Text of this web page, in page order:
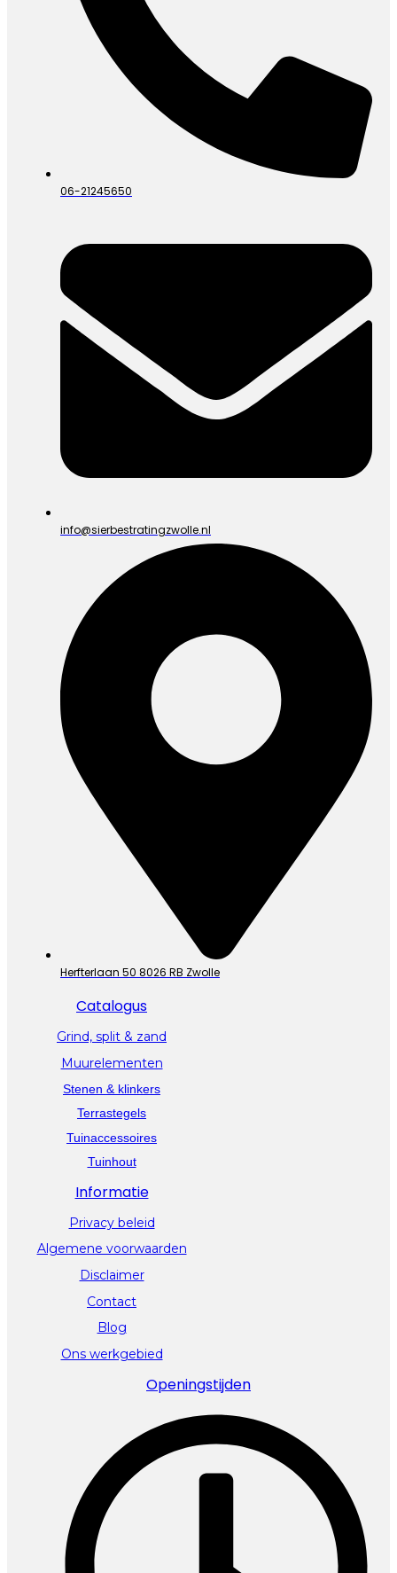
06-21245650
info@sierbestratingzwolle.nl
Herfterlaan 50 8026 RB Zwolle
Catalogus
Grind, split & zand
Muurelementen
Stenen & klinkers
Terrastegels
Tuinaccessoires
Tuinhout
Informatie
Privacy beleid
Algemene voorwaarden
Disclaimer
Contact
Blog
Ons werkgebied
Openingstijden